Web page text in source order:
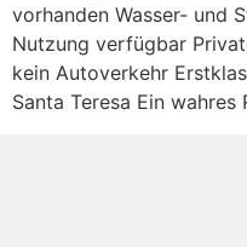
vorhanden Wasser- und
Nutzung verfügbar
kein Autoverkehr
Santa Teresa Ein